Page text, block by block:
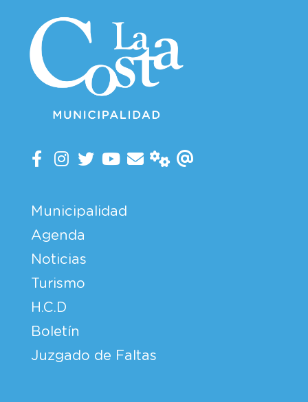
Municipalidad
Agenda
Noticias
Turismo
H.C.D
Boletín
Juzgado de Faltas